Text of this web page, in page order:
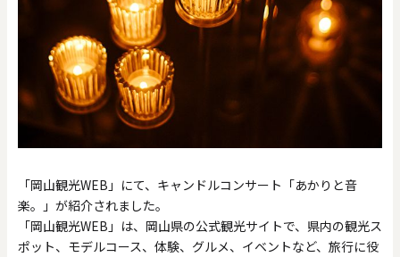
「岡山観光WEB」にて、キャンドルコンサート「あかりと音
楽。」が紹介されました。
「岡山観光WEB」は、岡山県の公式観光サイトで、県内の観光ス
ポット、モデルコース、体験、グルメ、イベントなど、旅行に役